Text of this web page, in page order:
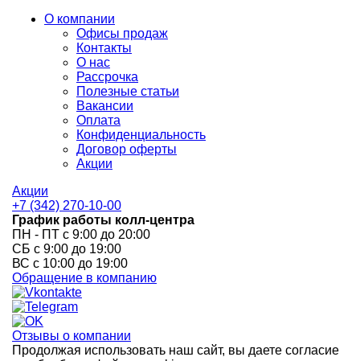
О компании
Офисы продаж
Контакты
О нас
Рассрочка
Полезные статьи
Вакансии
Оплата
Конфиденциальность
Договор оферты
Акции
Акции
+7 (342) 270-10-00
График работы колл-центра
ПН - ПТ с 9:00 до 20:00
СБ с 9:00 до 19:00
ВС с 10:00 до 19:00
Обращение в компанию
Отзывы о компании
Продолжая использовать наш сайт, вы даете согласие